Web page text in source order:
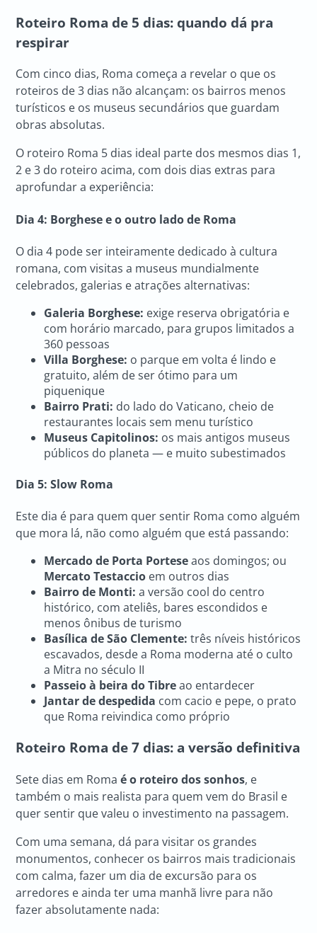
Roteiro Roma de 5 dias: quando dá pra
respirar
Com cinco dias, Roma começa a revelar o que os
roteiros de 3 dias não alcançam: os bairros menos
turísticos e os museus secundários que guardam
obras absolutas.
O roteiro Roma 5 dias ideal parte dos mesmos dias 1,
2 e 3 do roteiro acima, com dois dias extras para
aprofundar a experiência:
Dia 4: Borghese e o outro lado de Roma
O dia 4 pode ser inteiramente dedicado à cultura
romana, com visitas a museus mundialmente
celebrados, galerias e atrações alternativas:
Galeria Borghese: exige reserva obrigatória e
com horário marcado, para grupos limitados a
360 pessoas
Villa Borghese: o parque em volta é lindo e
gratuito, além de ser ótimo para um
piquenique
Bairro Prati: do lado do Vaticano, cheio de
restaurantes locais sem menu turístico
Museus Capitolinos: os mais antigos museus
públicos do planeta — e muito subestimados
Dia 5: Slow Roma
Este dia é para quem quer sentir Roma como alguém
que mora lá, não como alguém que está passando:
Mercado de Porta Porteseaos domingos; ou
Mercato Testaccio em outros dias
Bairro de Monti: a versão cool do centro
histórico, com ateliês, bares escondidos e
menos ônibus de turismo
Basílica de São Clemente: três níveis históricos
escavados, desde a Roma moderna até o culto
a Mitra no século II
Passeio à beira do Tibreao entardecer
Jantar de despedida com cacio e pepe, o prato
que Roma reivindica como próprio
Roteiro Roma de 7 dias: a versão definitiva
Sete dias em Romaé o roteiro dos sonhos, e
também o mais realista para quem vem do Brasil e
quer sentir que valeu o investimento na passagem.
Com uma semana, dá para visitar os grandes
monumentos, conhecer os bairros mais tradicionais
com calma, fazer um dia de excursão para os
arredores e ainda ter uma manhã livre para não
fazer absolutamente nada: